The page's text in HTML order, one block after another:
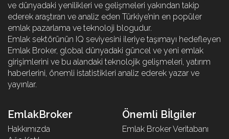
ve dünyadaki yenilikleri ve gelişmeleri yakından takip
ederek araştıran ve analiz eden Türkiye’nin en popüler
emlak pazarlama ve teknoloji blogudur.
Emlak sektörünün IQ seviyesini ileriye taşımayı hedefleyen
Emlak Broker, global dünyadaki güncel ve yeni emlak
girişimlerini ve bu alandaki teknolojik gelişmeleri, yatırım
haberlerini, önemli istatistikleri analiz ederek yazar ve
yayınlar.
EmlakBroker
Hakkımızda
Önemli Bİlgiler
Emlak Broker Veritabanı